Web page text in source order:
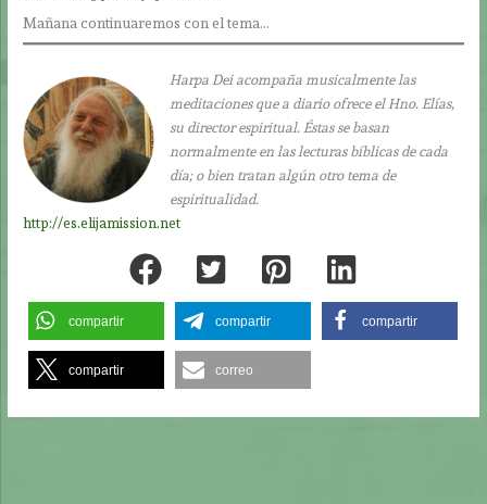
Mañana continuaremos con el tema…
Harpa Dei acompaña musicalmente las
meditaciones que a diario ofrece el Hno. Elías,
su director espiritual. Éstas se basan
normalmente en las lecturas bíblicas de cada
día; o bien tratan algún otro tema de
espiritualidad.
http://es.elijamission.net
compartir compartir compartir
compartir correo